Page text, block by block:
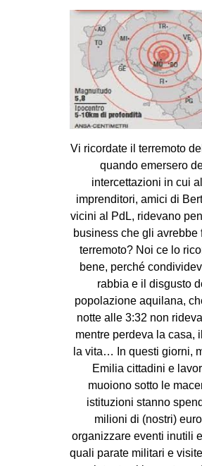
SPORT POPOLARE
MOVIMENTI
AMBIENTE
ANTIFASCISMO
DIRITTO
GENERI
MIGRAZIONI
PRECARIATO
REPRESSIONE
STUDENTI
CULTURE
ARTE
CINEMA
MANIFESTI
MUSICA
RECENSIONI
Vi ricordate il terremoto
quando emersero
intercettazioni in cui
imprenditori, amici di
vicini al PdL, ridevano
business che gli avrebbe
terremoto? Noi ce lo
bene, perché
rabbia e il disgusto
popolazione aquilana,
notte alle 3:32 non
mentre perdeva la casa,
la vita… In questi giorni,
Emilia cittadini e
muoiono sotto le
istituzioni stanno
milioni di (nostri)
organizzare eventi inutili
quali parate militari e